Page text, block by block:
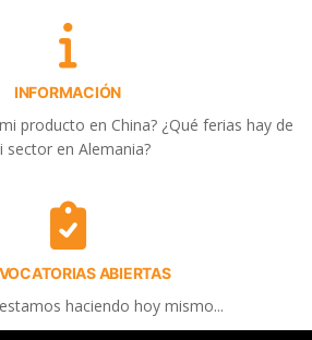
INFORMACIÓN
producto en China? ¿Qué ferias hay de
sector en Alemania?
ABIERTAS
haciendo hoy mismo...